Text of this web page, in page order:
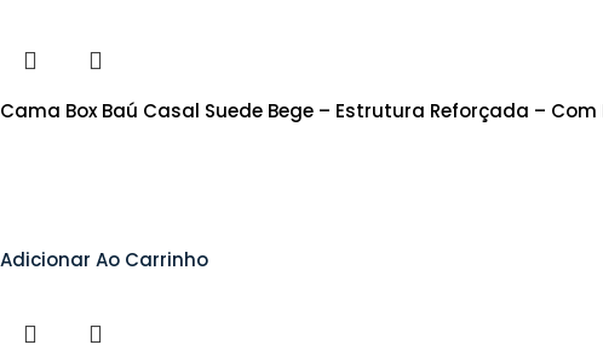
Cama Box Baú Casal Suede Bege – Estrutura Reforçada – Com
Adicionar Ao Carrinho